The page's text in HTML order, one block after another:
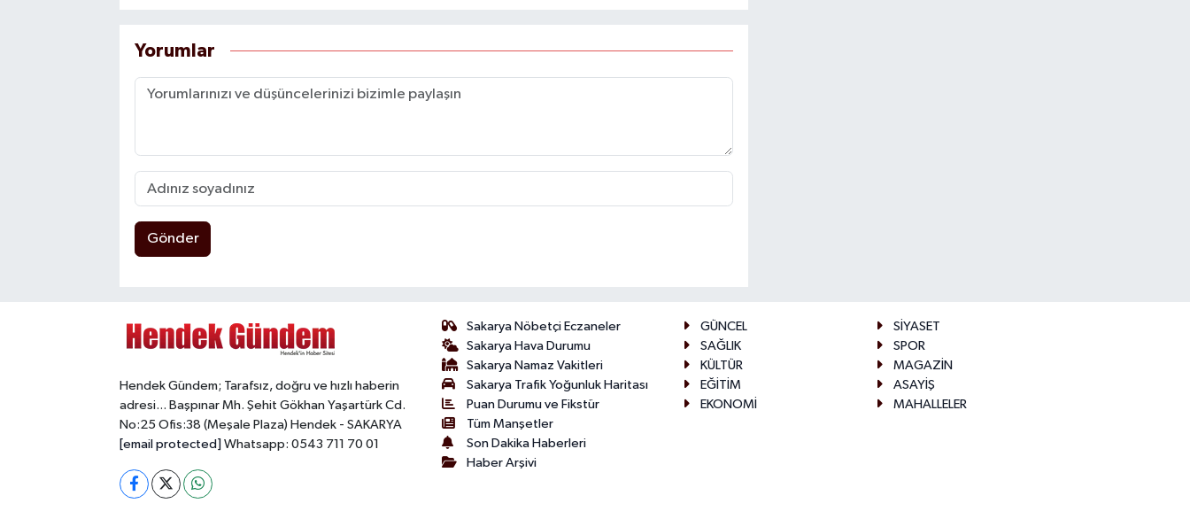
Yorumlar
Gönder
Hendek Gündem; Tarafsız, doğru ve hızlı haberin
adresi... Başpınar Mh. Şehit Gökhan Yaşartürk Cd.
No:25 Ofis:38 (Meşale Plaza) Hendek - SAKARYA
[email protected] Whatsapp: 0543 711 70 01
Sakarya Nöbetçi Eczaneler
Sakarya Hava Durumu
Sakarya Namaz Vakitleri
Sakarya Trafik Yoğunluk Haritası
Puan Durumu ve Fikstür
Tüm Manşetler
Son Dakika Haberleri
Haber Arşivi
GÜNCEL
SİYASET
SAĞLIK
SPOR
KÜLTÜR
MAGAZİN
EĞİTİM
ASAYİŞ
EKONOMİ
MAHALLELER